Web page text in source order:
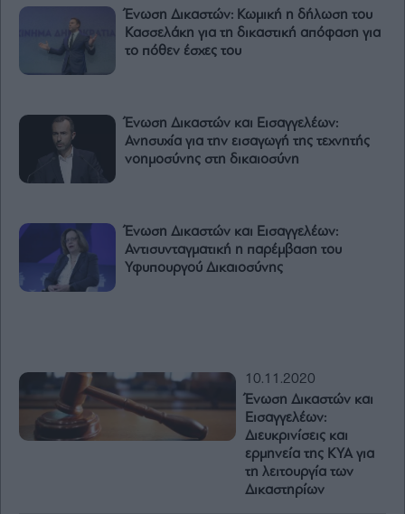
Ένωση Δικαστών: Κωμική η δήλωση του
Κασσελάκη για τη δικαστική απόφαση για
το πόθεν έσχες του
Ένωση Δικαστών και Εισαγγελέων:
Ανησυχία για την εισαγωγή της τεχνητής
νοημοσύνης στη δικαιοσύνη
Ένωση Δικαστών και Εισαγγελέων:
Αντισυνταγματική η παρέμβαση του
Υφυπουργού Δικαιοσύνης
10.11.2020
Ένωση Δικαστών και
Εισαγγελέων:
Διευκρινίσεις και
ερμηνεία της ΚΥΑ για
τη λειτουργία των
Δικαστηρίων